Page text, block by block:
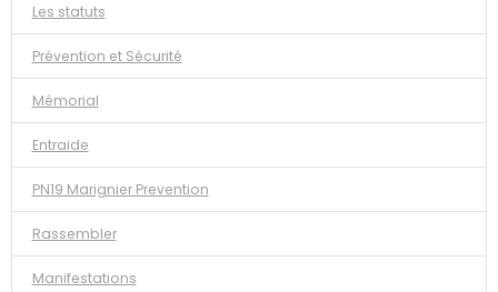
Les statuts
Prévention et Sécurité
Mémorial
Entraide
PN19 Marignier Prevention
Rassembler
Manifestations